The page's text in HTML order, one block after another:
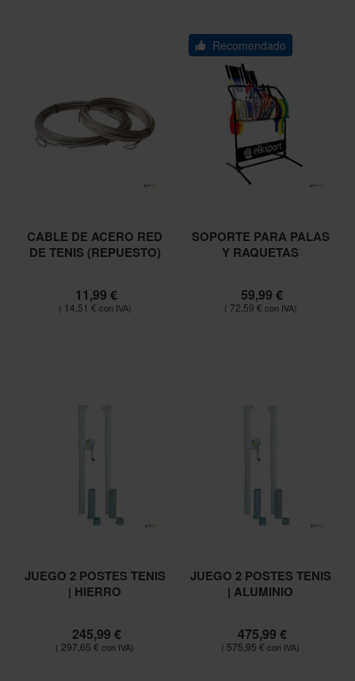
CABLE DE ACERO RED
DE TENIS (REPUESTO)
11,99 €
14,51 €
Recomendado
SOPORTE PARA PALAS
Y RAQUETAS
59,99 €
72,59 €
JUEGO 2 POSTES TENIS
| HIERRO
245,99 €
297,65 €
JUEGO 2 POSTES TENIS
| ALUMINIO
475,99 €
575,95 €